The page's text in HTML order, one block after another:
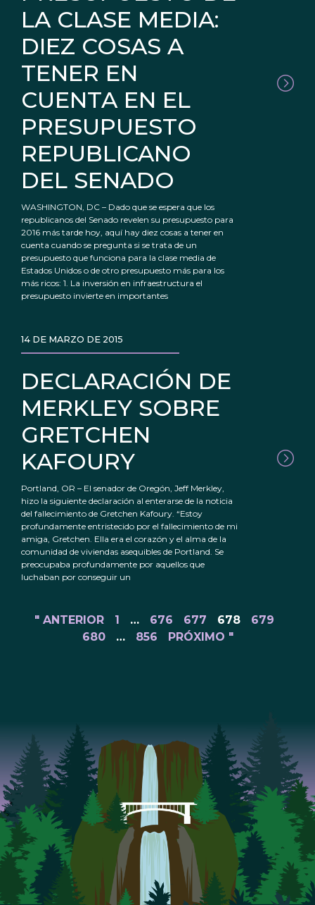
LA CLASE MEDIA:
DIEZ COSAS A
TENER EN
CUENTA EN EL
PRESUPUESTO
REPUBLICANO
DEL SENADO
WASHINGTON, DC – Dado que se espera que los
republicanos del Senado revelen su presupuesto para
2016 más tarde hoy, aquí hay diez cosas a tener en
cuenta cuando se pregunta si se trata de un
presupuesto que funciona para la clase media de
Estados Unidos o de otro presupuesto más para los
más ricos: 1. La inversión en infraestructura el
presupuesto invierte en importantes
DECLARACIÓN DE
MERKLEY SOBRE
GRETCHEN
KAFOURY
14 DE MARZO DE 2015
Portland, OR – El senador de Oregón, Jeff Merkley,
hizo la siguiente declaración al enterarse de la noticia
del fallecimiento de Gretchen Kafoury. “Estoy
profundamente entristecido por el fallecimiento de mi
amiga, Gretchen. Ella era el corazón y el alma de la
comunidad de viviendas asequibles de Portland. Se
preocupaba profundamente por aquellos que
luchaban por conseguir un
" ANTERIOR 1 … 676 677 678
679
680
… 856 PRÓXIMO "